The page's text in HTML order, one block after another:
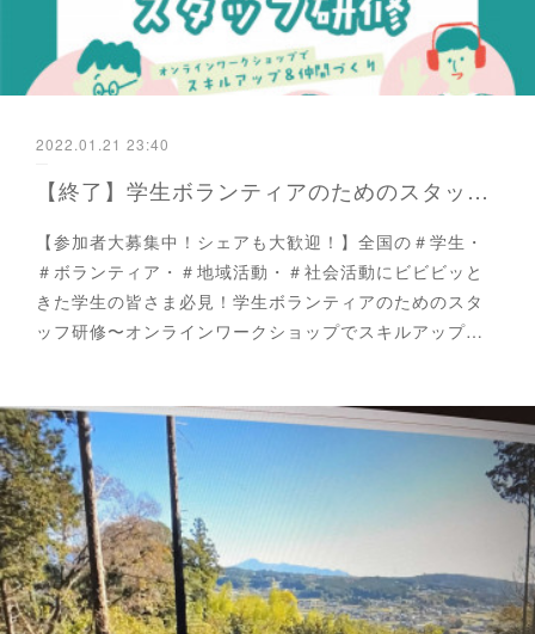
2022.01.21 23:40
【終了】学生ボランティアのためのスタッフ研修〜オンラインワークショップでスキルアップ＆仲間づくり〜が開催されます！
【参加者大募集中！シェアも大歓迎！】全国の＃学生・
＃ボランティア・＃地域活動・＃社会活動にビビビッと
きた学生の皆さま必見！学生ボランティアのためのスタ
ッフ研修〜オンラインワークショップでスキルアップ…